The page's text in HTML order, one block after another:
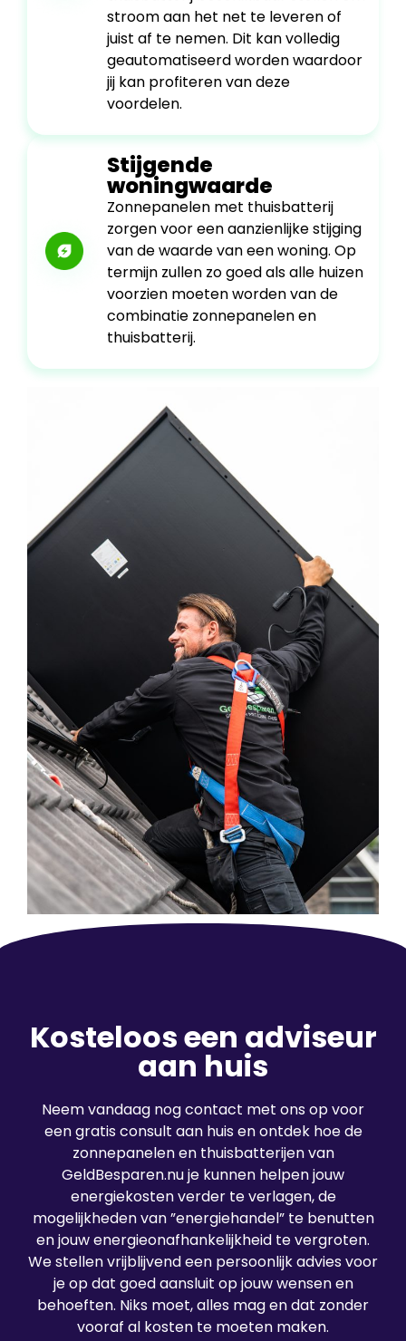
stroom aan het net te leveren of
juist af te nemen. Dit kan volledig
geautomatiseerd worden waardoor
jij kan profiteren van deze
voordelen.
Stijgende
woningwaarde
Zonnepanelen met thuisbatterij
zorgen voor een aanzienlijke stijging
van de waarde van een woning. Op
termijn zullen zo goed als alle huizen
voorzien moeten worden van de
combinatie zonnepanelen en
thuisbatterij.
Kosteloos een adviseur
aan huis
Neem vandaag nog contact met ons op voor
een gratis consult aan huis en ontdek hoe de
zonnepanelen en thuisbatterijen van
GeldBesparen.nu je kunnen helpen jouw
energiekosten verder te verlagen, de
mogelijkheden van ”energiehandel” te benutten
en jouw energieonafhankelijkheid te vergroten.
We stellen vrijblijvend een persoonlijk advies voor
je op dat goed aansluit op jouw wensen en
behoeften. Niks moet, alles mag en dat zonder
vooraf al kosten te moeten maken.